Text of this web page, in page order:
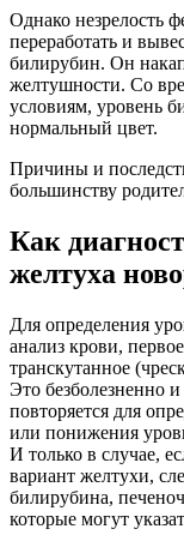
Однако незрелость
переработать и
билирубин. Он
желтушности. Со
условиям, уровень
нормальный цвет.
Причины и
большинству
Как
желтуха
Для определения
анализ крови,
транскутанное
Это безболезненно и
повторяется для
или понижения
И только в случае,
вариант желтухи,
билирубина,
которые могут